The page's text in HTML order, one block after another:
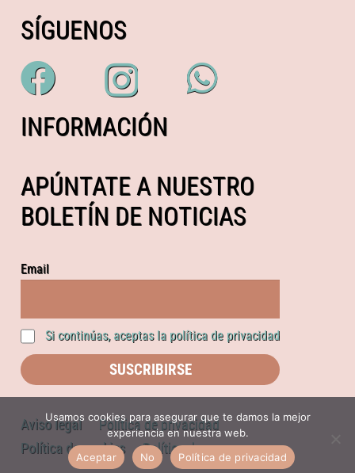
SÍGUENOS
INFORMACIÓN
APÚNTATE A NUESTRO
BOLETÍN DE NOTICIAS
Email
Si continúas, aceptas la política de privacidad
Aviso legal
Política de privacidad
Política de cookies
Política de compras
Usamos cookies para asegurar que te damos la mejor
experiencia en nuestra web.
Aceptar
No Política de privacidad